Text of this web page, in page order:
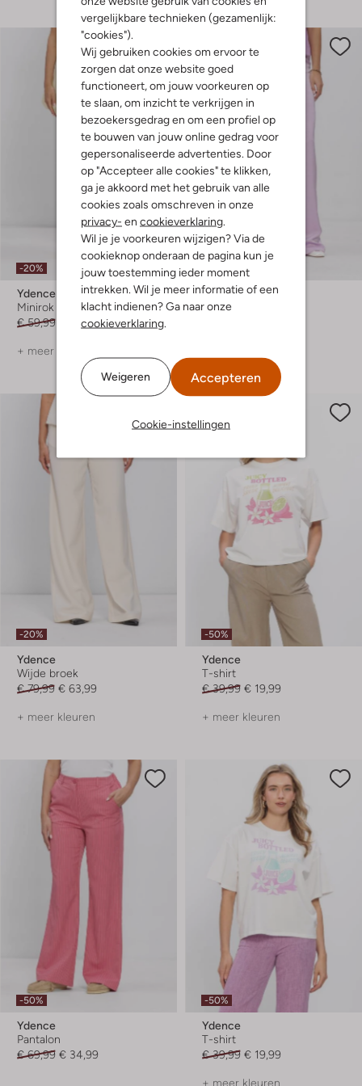
vergelijkbare technieken (gezamenlijk:
"cookies").
Wij gebruiken cookies om ervoor te
zorgen dat onze website goed
functioneert, om jouw voorkeuren op
te slaan, om inzicht te verkrijgen in
bezoekersgedrag en om een profiel op
te bouwen van jouw online gedrag voor
gepersonaliseerde advertenties. Door
op "Accepteer alle cookies" te klikken,
ga je akkoord met het gebruik van alle
cookies zoals omschreven in onze
privacy- en cookieverklaring
Wil je je voorkeuren wijzigen? Via de
cookieknop onderaan de pagina kun je
jouw toestemming ieder moment
intrekken. Wil je meer informatie of een
klacht indienen? Ga naar onze
cookieverklaring
Weigeren Accepteren
Cookie-instellingen
-20%
Ydence
Minirok
€ 59,99
€ 47,99
+ meer kleuren
-50%
Ydence
Wijde broek
-20%
Ydence
Wijde broek
€ 79,99 € 63,99
+ meer kleuren
-50%
Ydence
T-shirt
€ 39,99 € 19,99
+ meer kleuren
-50%
Ydence
Pantalon
€ 69,99 € 34,99
-50%
Ydence
T-shirt
€ 39,99 € 19,99
+ meer kleuren